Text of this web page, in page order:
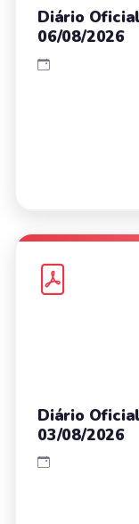
Diário
06/08/2026
Diário
03/08/2026